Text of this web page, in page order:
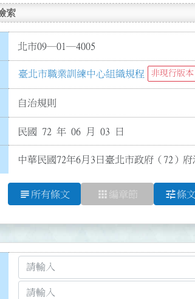
索
北市09─01─4005
臺北市職業訓練中心組織規程 非現行版本
自治規則
民國 72 年 06 月 03 日
中華民國72年6月3日臺北市政府（72）
subject 所有條文 apps 編章節 tune條